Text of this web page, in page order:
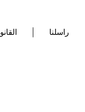
راسلنا